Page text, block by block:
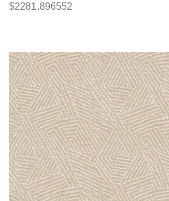
$2281.896552